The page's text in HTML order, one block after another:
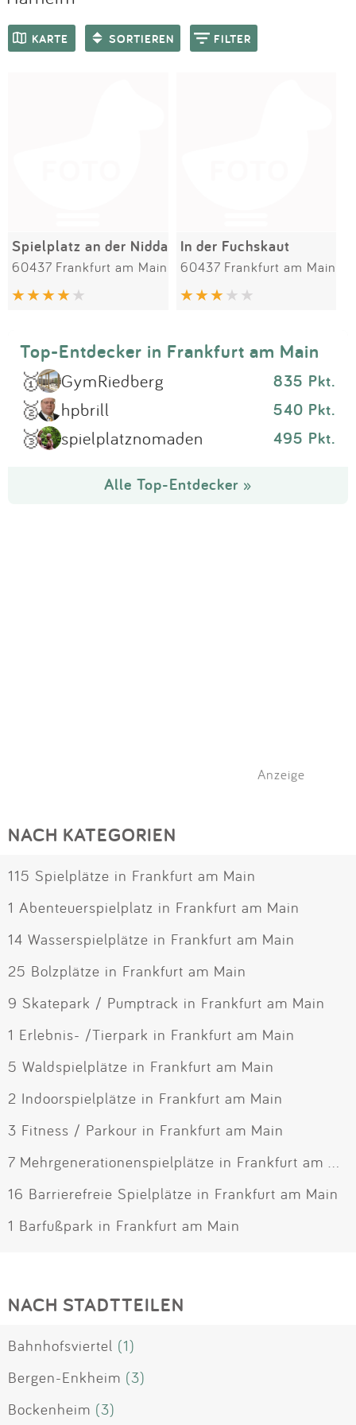
KARTE SORTIEREN FILTER
Spielplatz an der Nidda
60437 Frankfurt am Main
In der Fuchskaut
60437 Frankfurt am Main
Top-Entdecker in Frankfurt am Main
🥇 GymRiedberg 835 Pkt.
🥈 hpbrill 540 Pkt.
🥉 spielplatznomaden 495 Pkt.
Alle Top-Entdecker »
Anzeige
NACH KATEGORIEN
115 Spielplätze in Frankfurt am Main
1 Abenteuerspielplatz in Frankfurt am Main
14 Wasserspielplätze in Frankfurt am Main
25 Bolzplätze in Frankfurt am Main
9 Skatepark / Pumptrack in Frankfurt am Main
1 Erlebnis- /Tierpark in Frankfurt am Main
5 Waldspielplätze in Frankfurt am Main
2 Indoorspielplätze in Frankfurt am Main
3 Fitness / Parkour in Frankfurt am Main
7 Mehrgenerationenspielplätze in Frankfurt am Main
16 Barrierefreie Spielplätze in Frankfurt am Main
1 Barfußpark in Frankfurt am Main
NACH STADTTEILEN
Bahnhofsviertel (1)
Bergen-Enkheim (3)
Bockenheim (3)